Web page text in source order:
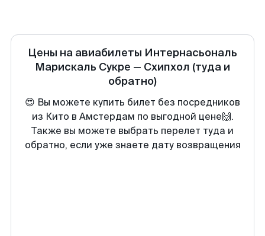
Цены на авиабилеты Интернасьональ
Марискаль Сукре — Схипхол (туда и
обратно)
😍 Вы можете купить билет без посредников
из Кито в Амстердам по выгодной цене🙌.
Также вы можете выбрать перелет туда и
обратно, если уже знаете дату возвращения